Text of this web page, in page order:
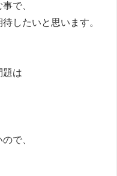
で、
したいと思います。
題は
で、